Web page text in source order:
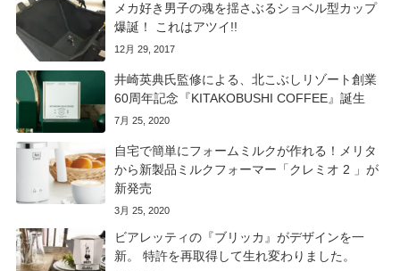
メカ好き男子の魂を揺さぶるショベル型カップ
爆誕！ これはアツイ!!
12月 29, 2017
井崎英典氏監修による、北こぶしリゾート創業
60周年記念『KITAKOBUSHI COFFEE』誕生
7月 25, 2020
自宅で簡単にフォームミルクが作れる！メリタ
から新製品ミルクフォーマー「クレミオ 2 」が
新発売
3月 25, 2020
ビアレッティの『ブリッカ』がデザインを一
新。 特許を再取得して生れ変わりました。